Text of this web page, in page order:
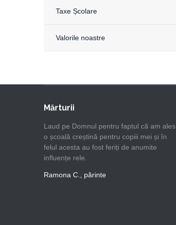
Taxe Școlare
Valorile noastre
Mărturii
Laud pe Domnul pentru faptul că am ales
o școală creștină pentru copiii mei și în
felul acesta au fost feriți de anumite
influențe rele.
Ramona C., părinte